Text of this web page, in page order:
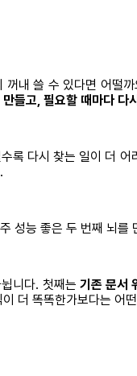
내 쓸 수 있다면 어떨
들고, 필요할 때마다 다
록 다시 찾는 일이 더 어
성능 좋은 두 번째 뇌를
니다. 첫째는 기존 문서
더 똑똑한가보다는 어